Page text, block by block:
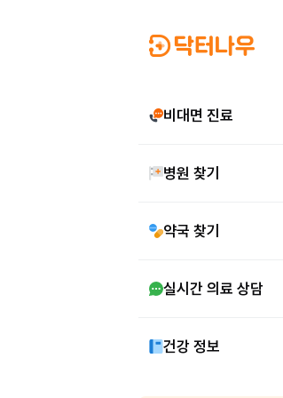
비대면 진료
병원 찾기
약국 찾기
실시간 의료 상담
건강 정보